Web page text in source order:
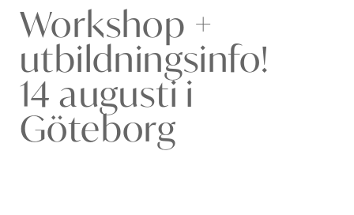
Workshop +
utbildningsinfo!
14 augusti i
Göteborg